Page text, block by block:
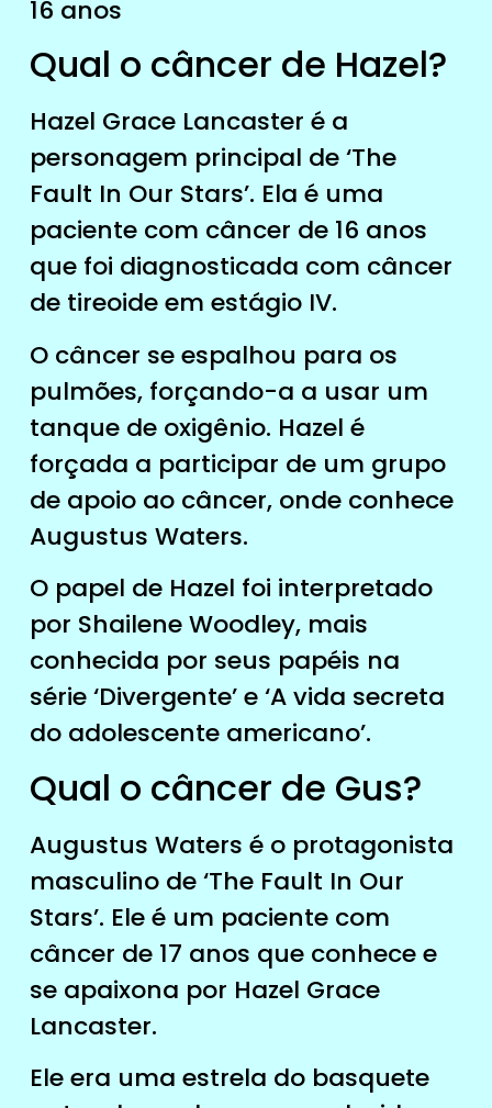
16 anos
Qual o câncer de Hazel?
Hazel Grace Lancaster é a
personagem principal de ‘The
Fault In Our Stars’. Ela é uma
paciente com câncer de 16 anos
que foi diagnosticada com câncer
de tireoide em estágio IV.
O câncer se espalhou para os
pulmões, forçando-a a usar um
tanque de oxigênio. Hazel é
forçada a participar de um grupo
de apoio ao câncer, onde conhece
Augustus Waters.
O papel de Hazel foi interpretado
por Shailene Woodley, mais
conhecida por seus papéis na
série ‘Divergente’ e ‘A vida secreta
do adolescente americano’.
Qual o câncer de Gus?
Augustus Waters é o protagonista
masculino de ‘The Fault In Our
Stars’. Ele é um paciente com
câncer de 17 anos que conhece e
se apaixona por Hazel Grace
Lancaster.
Ele era uma estrela do basquete